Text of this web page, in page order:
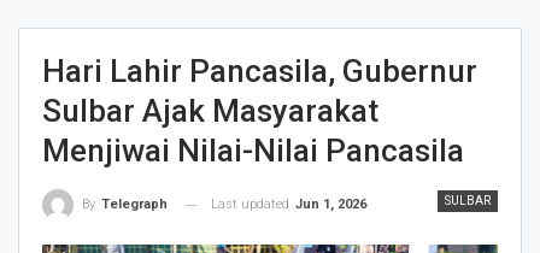
Hari Lahir Pancasila, Gubernur
Sulbar Ajak Masyarakat
Menjiwai Nilai-Nilai Pancasila
SULBAR
By Telegraph Last updated Jun 1, 2026